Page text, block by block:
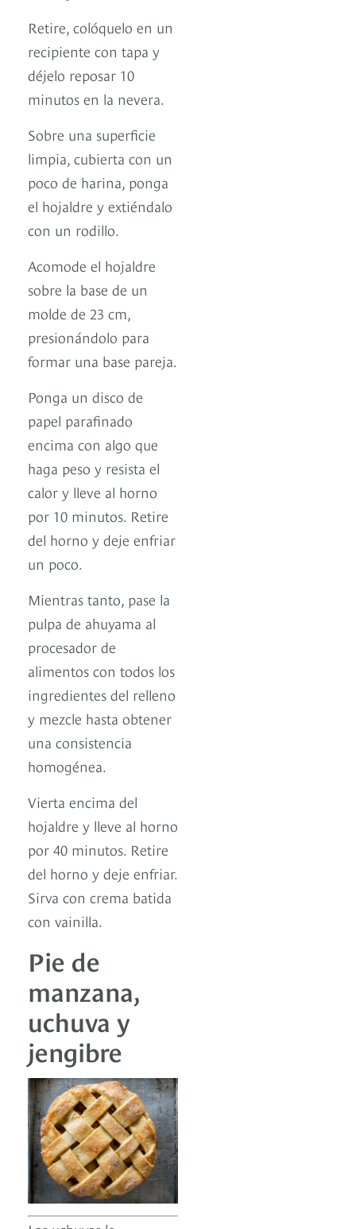
Retire, colóquelo en un
recipiente con tapa y
déjelo reposar 10
minutos en la nevera.
Sobre una superficie
limpia, cubierta con un
poco de harina, ponga
el hojaldre y extiéndalo
con un rodillo.
Acomode el hojaldre
sobre la base de un
molde de 23 cm,
presionándolo para
formar una base pareja.
Ponga un disco de
papel parafinado
encima con algo que
haga peso y resista el
calor y lleve al horno
por 10 minutos. Retire
del horno y deje enfriar
un poco.
Mientras tanto, pase la
pulpa de ahuyama al
procesador de
alimentos con todos los
ingredientes del relleno
y mezcle hasta obtener
una consistencia
homogénea.
Vierta encima del
hojaldre y lleve al horno
por 40 minutos. Retire
del horno y deje enfriar.
Sirva con crema batida
con vainilla.
Pie de
manzana,
uchuva y
jengibre